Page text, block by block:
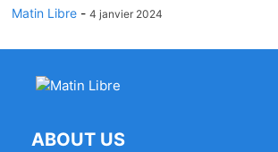
Matin Libre - 4 janvier 2024
ABOUT US